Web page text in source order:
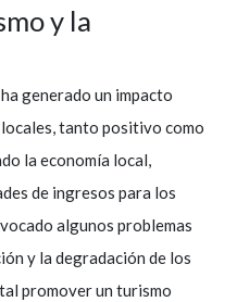
y la
generado un impacto
tanto positivo como
la economía local,
de ingresos para los
algunos problemas
y la degradación de los
promover un turismo